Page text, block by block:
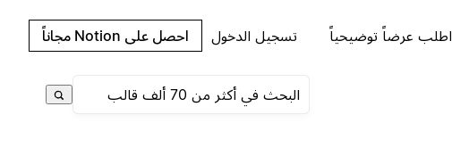
اطلب عرضاً توضيحياً تسجيل الدخول احصل على Notion مجاناً